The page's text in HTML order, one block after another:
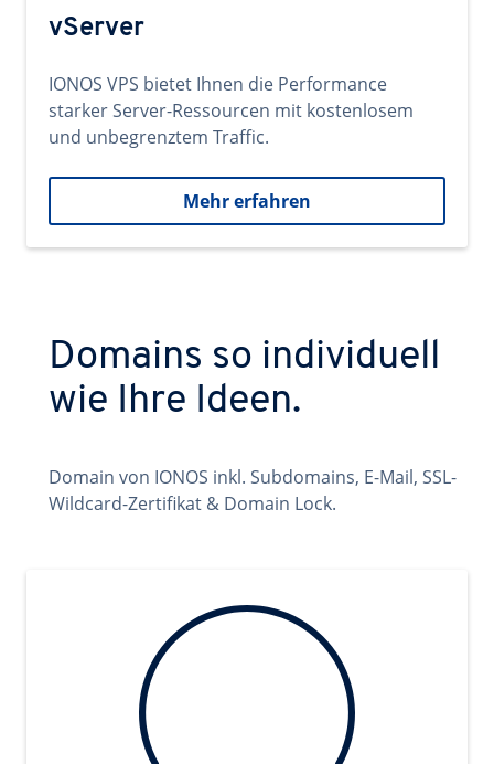
vServer
IONOS VPS bietet Ihnen die Performance
starker Server-Ressourcen mit kostenlosem
und unbegrenztem Traffic.
Mehr erfahren
Domains so individuell
wie Ihre Ideen.
Domain von IONOS inkl. Subdomains, E-Mail, SSL-
Wildcard-Zertifikat & Domain Lock.